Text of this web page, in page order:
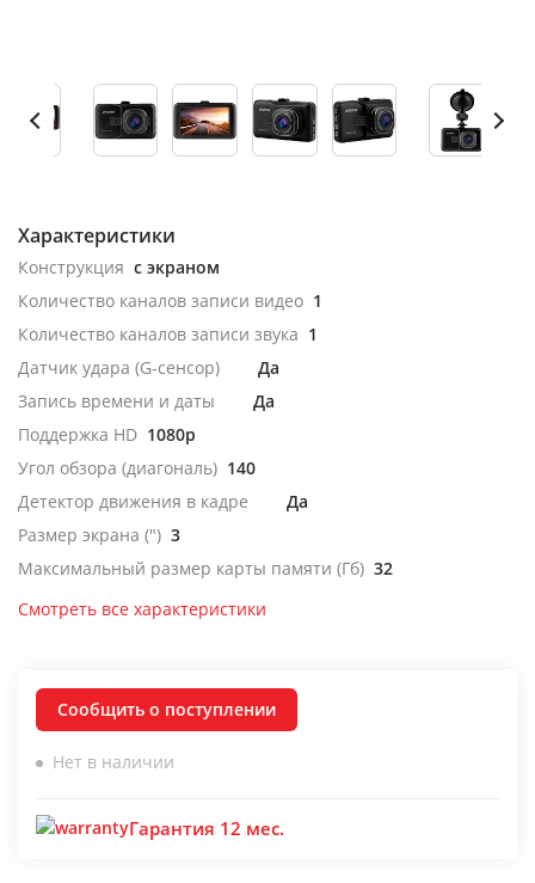
Характеристики
Конструкция с экраном
Количество каналов записи видео 1
Количество каналов записи звука 1
Датчик удара (G-сенсор)
Да
Запись времени и даты
Да
Поддержка HD 1080p
Угол обзора (диагональ) 140
Детектор движения в кадре
Да
Размер экрана (") 3
Максимальный размер карты памяти (Гб) 32
Смотреть все характеристики
Сообщить о поступлении
Нет в наличии
Гарантия 12 мес.